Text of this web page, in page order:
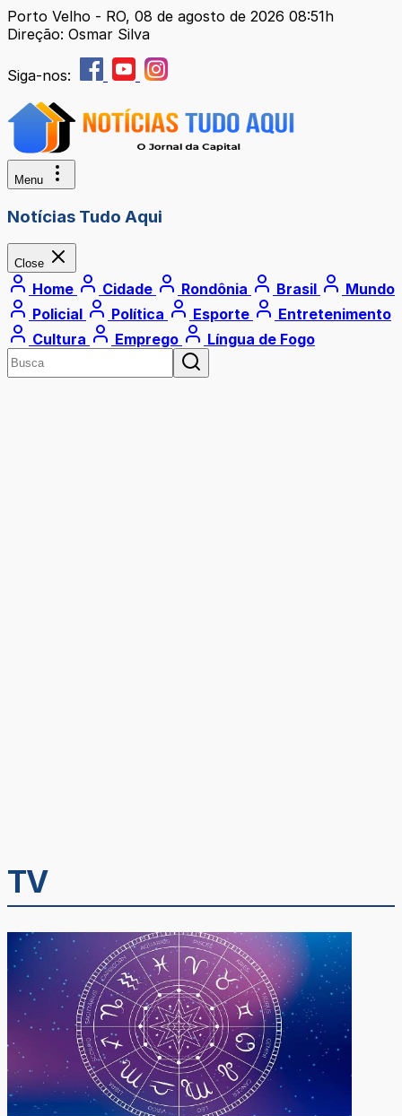
Porto Velho - RO, 08 de agosto de 2026 08:51h
Direção: Osmar Silva
Siga-nos:
Menu
Notícias Tudo Aqui
Close
Home Cidade Rondônia Brasil
Mundo
Policial
Política Esporte
Entretenimento
Cultura
Emprego Língua de Fogo
TV